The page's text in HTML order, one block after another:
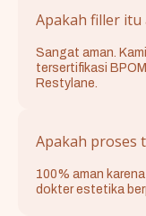
Apakah filler itu
Sangat aman.
tersertifikasi
Restylane.
Apakah proses
100% aman
dokter estetika